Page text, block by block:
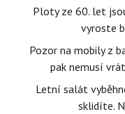
Ploty ze 60. let
vyroste
Pozor na mobily z
pak nemusí
Letní salát
sklidíte.